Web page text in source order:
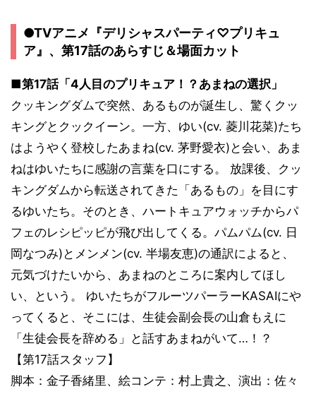
●TVアニメ『デリシャスパーティ♡プリキュ
ア』、第17話のあらすじ＆場面カット
■第17話「4人目のプリキュア！？あまねの選択」
クッキングダムで突然、あるものが誕生し、驚くクッ
キングとクックイーン。一方、ゆい(cv. 菱川花菜)たち
はようやく登校したあまね(cv. 茅野愛衣)と会い、あま
ねはゆいたちに感謝の言葉を口にする。 放課後、クッ
キングダムから転送されてきた「あるもの」を目にす
るゆいたち。そのとき、ハートキュアウォッチからパ
フェのレシピッピが飛び出してくる。パムパム(cv. 日
岡なつみ)とメンメン(cv. 半場友恵)の通訳によると、
元気づけたいから、あまねのところに案内してほし
い、という。 ゆいたちがフルーツパーラーKASAIにや
ってくると、そこには、生徒会副会長の山倉もえに
「生徒会長を辞める」と話すあまねがいて…！？
【第17話スタッフ】
脚本：金子香緒里、絵コンテ：村上貴之、演出：佐々